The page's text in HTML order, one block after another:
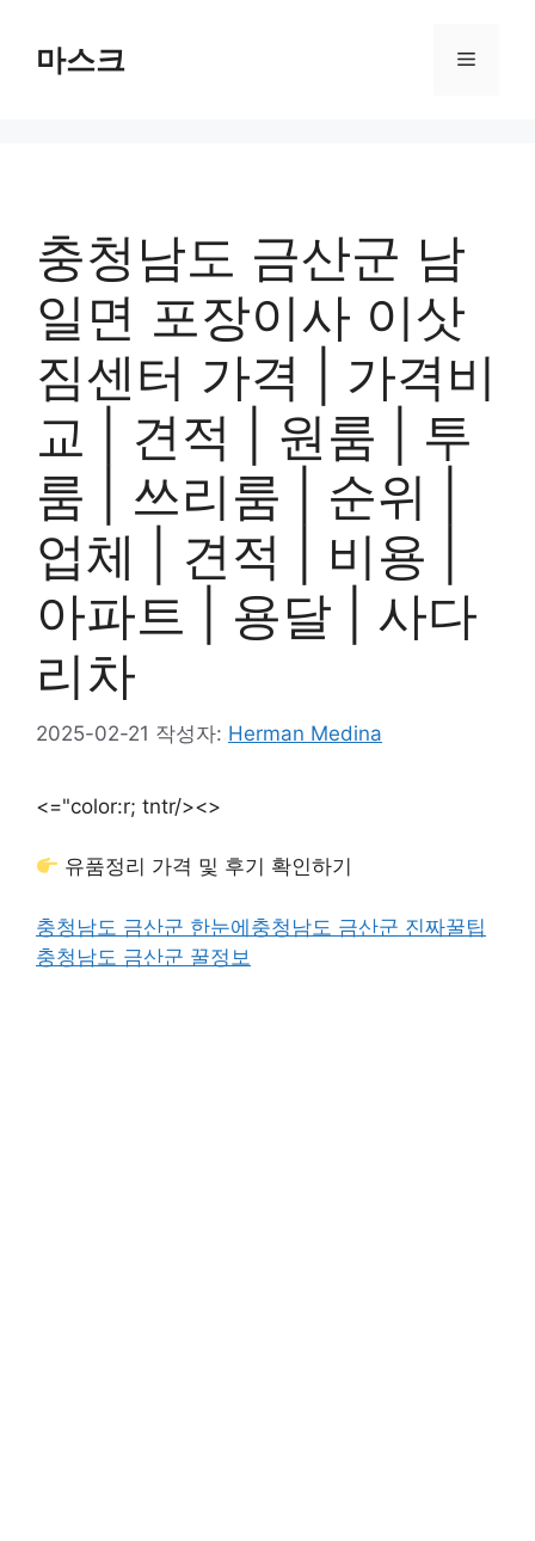
마스크 메
충청남도 금산군 남
일면 포장이사 이삿
짐센터 가격 | 가격비
교 | 견적 | 원룸 | 투
룸 | 쓰리룸 | 순위 |
업체 | 견적 | 비용 |
아파트 | 용달 | 사다
리차
2025-02-21 작성자: Herman Medina
<="color:r; tntr/><>
유품정리 가격 및 후기 확인하기
충청남도 금산군 한눈에충청남도 금산군 진짜꿀팁
충청남도 금산군 꿀정보